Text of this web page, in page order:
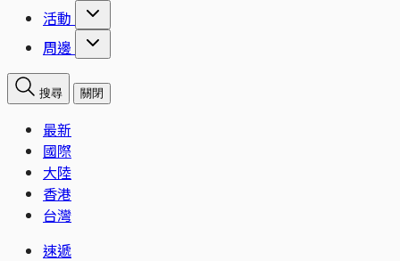
活動
周邊
搜尋 關閉
最新
國際
大陸
香港
台灣
速遞